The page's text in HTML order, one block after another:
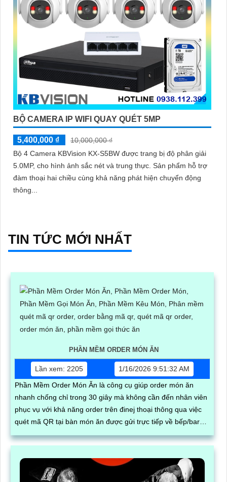
BỘ CAMERA IP WIFI QUAY QUÉT 5MP
5,400,000 ₫
10,000,000 ₫
Bộ 4 Camera KBVision KX-S5BW được trang bị độ phân giải
5.0MP, cho hình ảnh sắc nét và trung thực. Sản phẩm hỗ trợ
đàm thoại hai chiều cùng khả năng phát hiện chuyển động
thông...
TIN TỨC MỚI NHẤT
PHẦN MỀM ORDER MÓN ĂN
Lần xem: 2205
1/16/2026 9:51:32 AM
Phần Mềm Order Món Ăn là công cụ giúp order món ăn
nhanh chống chỉ trong 30 giây mà không cần đến nhân viên
phục vụ với khả năng order trên đinej thoại thông qua việc
quét mã QR tại bàn món ăn được gửi trực tiếp về bếp/bar
giúp quy trình gọi món dể dàng hơn tránh được sai sót đến
từ nhân viên làm tăng trãi nghiệp của thực khách